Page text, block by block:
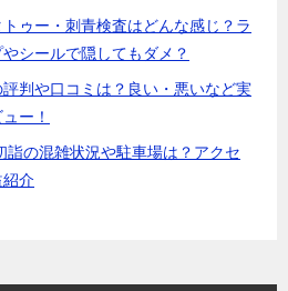
ゥー・刺青検査はどんな感じ？ラ
シールで隠してもダメ？
判や口コミは？良い・悪いなど実
ー！
詣の混雑状況や駐車場は？アクセ
紹介